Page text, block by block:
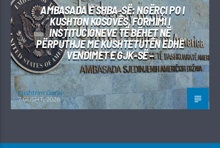
AMBASADA E SHBA-SË: NGËRÇI PO I
KUSHTON KOSOVËS, FORMIMI I
INSTITUCIONEVE TË BËHET NË
PËRPUTHJE ME KUSHTETUTËN EDHE
VENDIMET E GJK-SË –
Kushtrim Guraj
7 GUSHT, 2026